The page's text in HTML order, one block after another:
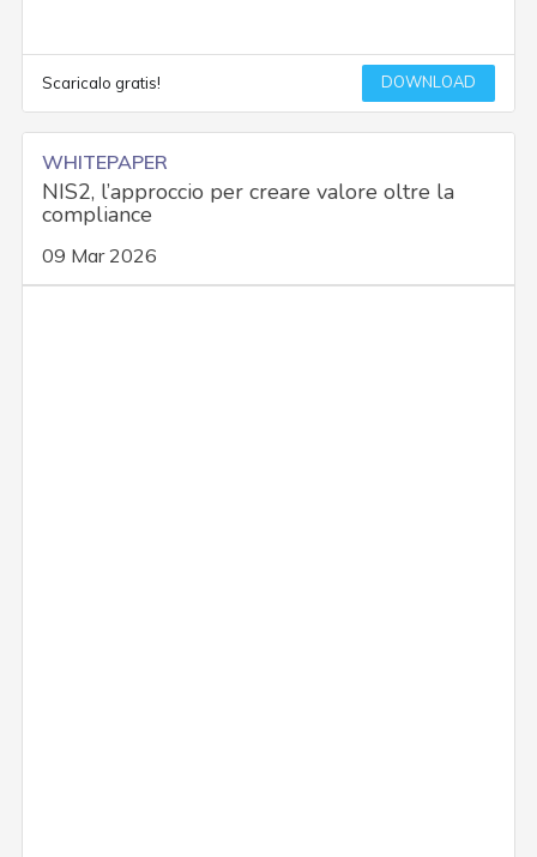
Scaricalo gratis! DOWNLOAD
WHITEPAPER
NIS2, l’approccio per creare valore oltre la
compliance
09 Mar 2026